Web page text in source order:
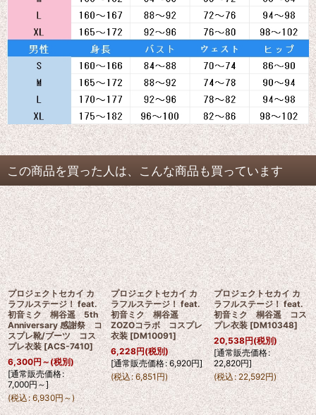
この商品を買った人は、こんな商品も買っています
プロジェクトセカイ カ
ラフルステージ！ feat.
初音ミク 桐谷遥 5th
Anniversary 感謝祭 コ
スプレ靴/ブーツ コス
プレ衣装 [ACS-7410]
6,300円～(税別)
[通常販売価格:
7,000円～]
(税込: 6,930円～)
プロジェクトセカイ カ
ラフルステージ！ feat.
初音ミク 桐谷遥
ZOZOコラボ コスプレ
衣装 [DM10091]
6,228円(税別)
[通常販売価格: 6,920円]
(税込: 6,851円)
プロジェクトセカイ カ
ラフルステージ！ feat.
初音ミク 桐谷遥 コス
プレ衣装 [DM10348]
20,538円(税別)
[通常販売価格:
22,820円]
(税込: 22,592円)